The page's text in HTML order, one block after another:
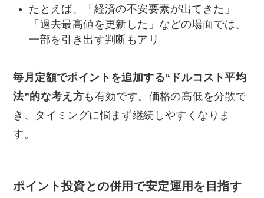
たとえば、「経済の不安要素が出てきた」
「過去最高値を更新した」などの場面では、
一部を引き出す判断もアリ
毎月定額でポイントを追加する“ドルコスト平均
法”的な考え方も有効です。価格の高低を分散で
き、タイミングに悩まず継続しやすくなりま
す。
ポイント投資との併用で安定運用を目指す